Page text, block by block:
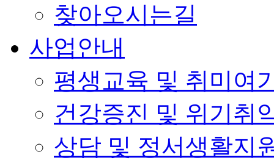
찾아오시는길
사업안내
평생교육 및 취미여
건강증진 및 위기취
상담 및 정서생활지